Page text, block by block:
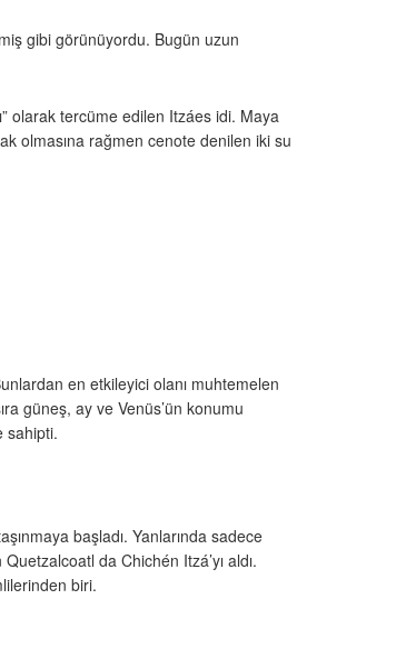
gibi görünüyordu. Bugün uzun
olarak tercüme edilen Itzáes idi. Maya
olmasına rağmen cenote denilen iki su
en etkileyici olanı muhtemelen
güneş, ay ve Venüs’ün konumu
sahipti.
başladı. Yanlarında sadece
da Chichén Itzá’yı aldı.
biri.